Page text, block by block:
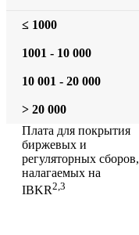
≤ 1000
1001 - 10 000
10 001 - 20 000
> 20 000
Плата для покрытия
биржевых и
регуляторных сборов,
налагаемых на
IBKR2,3